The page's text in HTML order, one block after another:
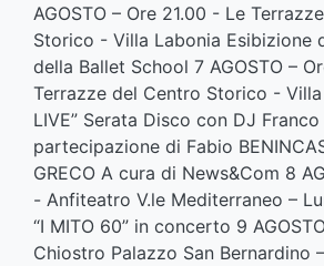
AGOSTO – Ore 21.00 - Le
Storico - Villa Labonia Esibizione
della Ballet School 7 AGOSTO –
Terrazze del Centro Storico - Villa
LIVE” Serata Disco con DJ Franco
partecipazione di Fabio
GRECO A cura di News&Com 8
- Anfiteatro V.le Mediterraneo –
“I MITO 60” in concerto 9
Chiostro Palazzo San Bernardino